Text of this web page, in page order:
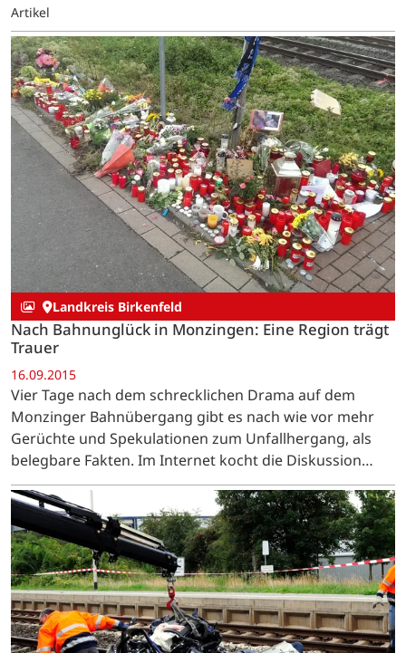
Artikel
Landkreis Birkenfeld
Nach Bahnunglück in Monzingen: Eine Region trägt
Trauer
16.09.2015
Vier Tage nach dem schrecklichen Drama auf dem
Monzinger Bahnübergang gibt es nach wie vor mehr
Gerüchte und Spekulationen zum Unfallhergang, als
belegbare Fakten. Im Internet kocht die Diskussion
hoch, dabei geht es vor allem darum, ob die Ampel- und
Schrankenanlage zu diesem Zeitpunkt…